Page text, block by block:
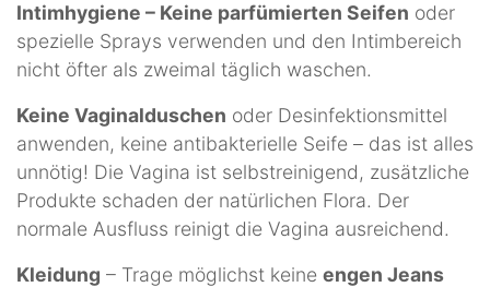
Intimhygiene – Keine parfümierten Seifen oder
spezielle Sprays verwenden und den Intimbereich
nicht öfter als zweimal täglich waschen.
Keine Vaginalduschen oder Desinfektionsmittel
anwenden, keine antibakterielle Seife – das ist alles
unnötig! Die Vagina ist selbstreinigend, zusätzliche
Produkte schaden der natürlichen Flora. Der
normale Ausfluss reinigt die Vagina ausreichend.
Kleidung – Trage möglichst keine engen Jeans